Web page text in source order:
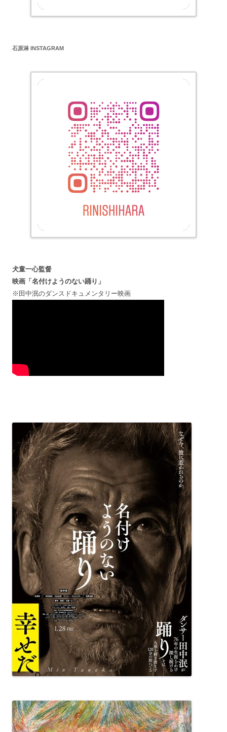
石原淋 INSTAGRAM
犬童一心監督
映画「名付けようのない踊り」
※田中泯のダンスドキュメンタリー映画